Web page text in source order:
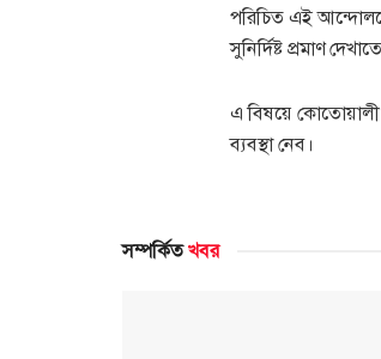
পরিচিত এই
সুনির্দিষ্ট প্রমাণ
এ বিষয়ে
ব্যবস্থা নেব।
সম্পর্কিতখবর